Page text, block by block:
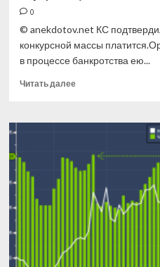
0
© anekdotov.net КС
конкурсной массы
в процессе банкротства ею...
Читать далееПрочитать
НДС,
восстановленный
банкрота
при
продаже
имущества,
относится
текущим